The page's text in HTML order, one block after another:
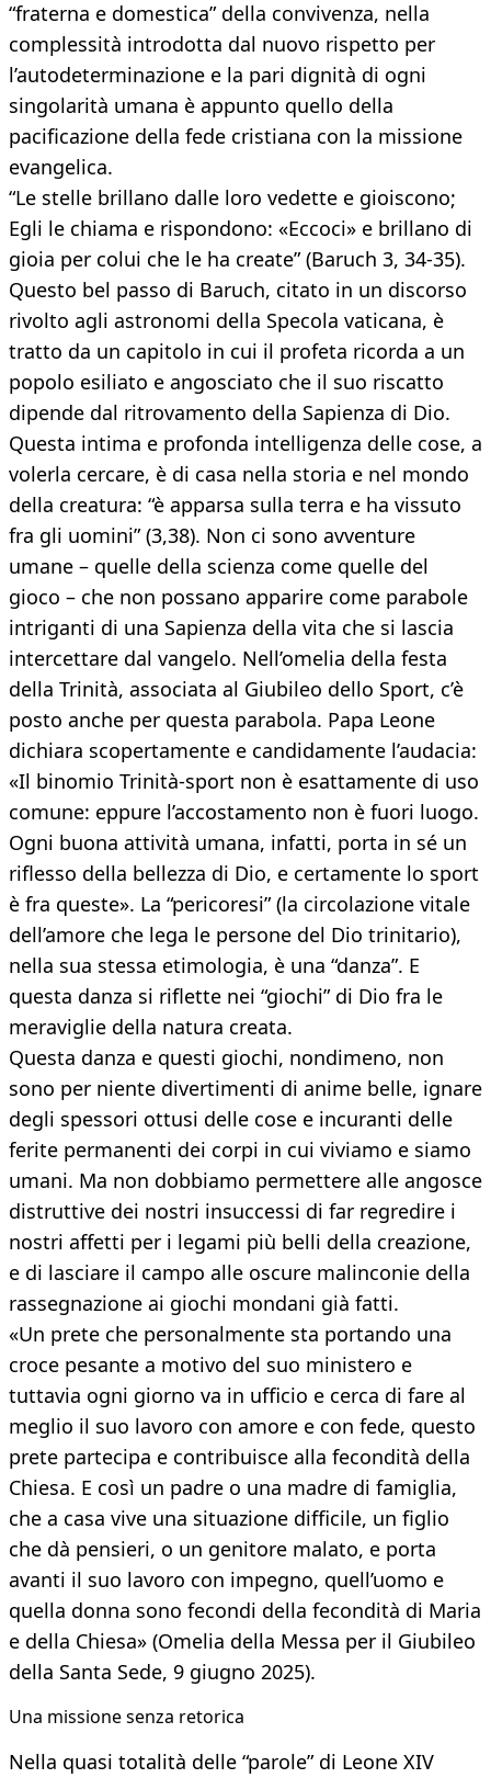
“fraterna e domestica” della convivenza, nella
complessità introdotta dal nuovo rispetto per
l’autodeterminazione e la pari dignità di ogni
singolarità umana è appunto quello della
pacificazione della fede cristiana con la missione
evangelica.
“Le stelle brillano dalle loro vedette e gioiscono;
Egli le chiama e rispondono: «Eccoci» e brillano di
gioia per colui che le ha create” (Baruch 3, 34-35).
Questo bel passo di Baruch, citato in un discorso
rivolto agli astronomi della Specola vaticana, è
tratto da un capitolo in cui il profeta ricorda a un
popolo esiliato e angosciato che il suo riscatto
dipende dal ritrovamento della Sapienza di Dio.
Questa intima e profonda intelligenza delle cose, a
volerla cercare, è di casa nella storia e nel mondo
della creatura: “è apparsa sulla terra e ha vissuto
fra gli uomini” (3,38). Non ci sono avventure
umane – quelle della scienza come quelle del
gioco – che non possano apparire come parabole
intriganti di una Sapienza della vita che si lascia
intercettare dal vangelo. Nell’omelia della festa
della Trinità, associata al Giubileo dello Sport, c’è
posto anche per questa parabola. Papa Leone
dichiara scopertamente e candidamente l’audacia:
«Il binomio Trinità-sport non è esattamente di uso
comune: eppure l’accostamento non è fuori luogo.
Ogni buona attività umana, infatti, porta in sé un
riflesso della bellezza di Dio, e certamente lo sport
è fra queste». La “pericoresi” (la circolazione vitale
dell’amore che lega le persone del Dio trinitario),
nella sua stessa etimologia, è una “danza”. E
questa danza si riflette nei “giochi” di Dio fra le
meraviglie della natura creata.
Questa danza e questi giochi, nondimeno, non
sono per niente divertimenti di anime belle, ignare
degli spessori ottusi delle cose e incuranti delle
ferite permanenti dei corpi in cui viviamo e siamo
umani. Ma non dobbiamo permettere alle angosce
distruttive dei nostri insuccessi di far regredire i
nostri affetti per i legami più belli della creazione,
e di lasciare il campo alle oscure malinconie della
rassegnazione ai giochi mondani già fatti.
«Un prete che personalmente sta portando una
croce pesante a motivo del suo ministero e
tuttavia ogni giorno va in ufficio e cerca di fare al
meglio il suo lavoro con amore e con fede, questo
prete partecipa e contribuisce alla fecondità della
Chiesa. E così un padre o una madre di famiglia,
che a casa vive una situazione difficile, un figlio
che dà pensieri, o un genitore malato, e porta
avanti il suo lavoro con impegno, quell’uomo e
quella donna sono fecondi della fecondità di Maria
e della Chiesa» (Omelia della Messa per il Giubileo
della Santa Sede, 9 giugno 2025).
Una missione senza retorica
Nella quasi totalità delle “parole” di Leone XIV